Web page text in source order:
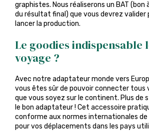
graphistes. Nous réaliserons un BAT (bon
du résultat final) que vous devrez valider
lancer la production.
Le goodies indispensable
voyage ?
Avec notre adaptateur monde vers
vous êtes sûr de pouvoir connecter tous
que vous soyez sur le continent. Plus de
le bon adaptateur ! Cet accessoire
conforme aux normes internationales de
pour vos déplacements dans les pays